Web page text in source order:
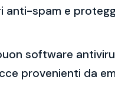
spam e
software
provenienti da